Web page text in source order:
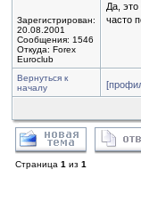
Зарегистрирован:
20.08.2001
Сообщения: 1546
Откуда: Forex
Euroclub
Да,
часто
Вернуться к
началу
Страница 1 из 1